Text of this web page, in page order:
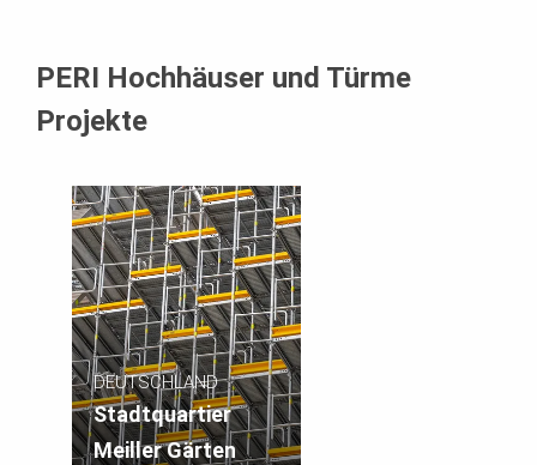
PERI Hochhäuser und Türme
Projekte
DEUTSCHLAND
Stadtquartier
Meiller Gärten